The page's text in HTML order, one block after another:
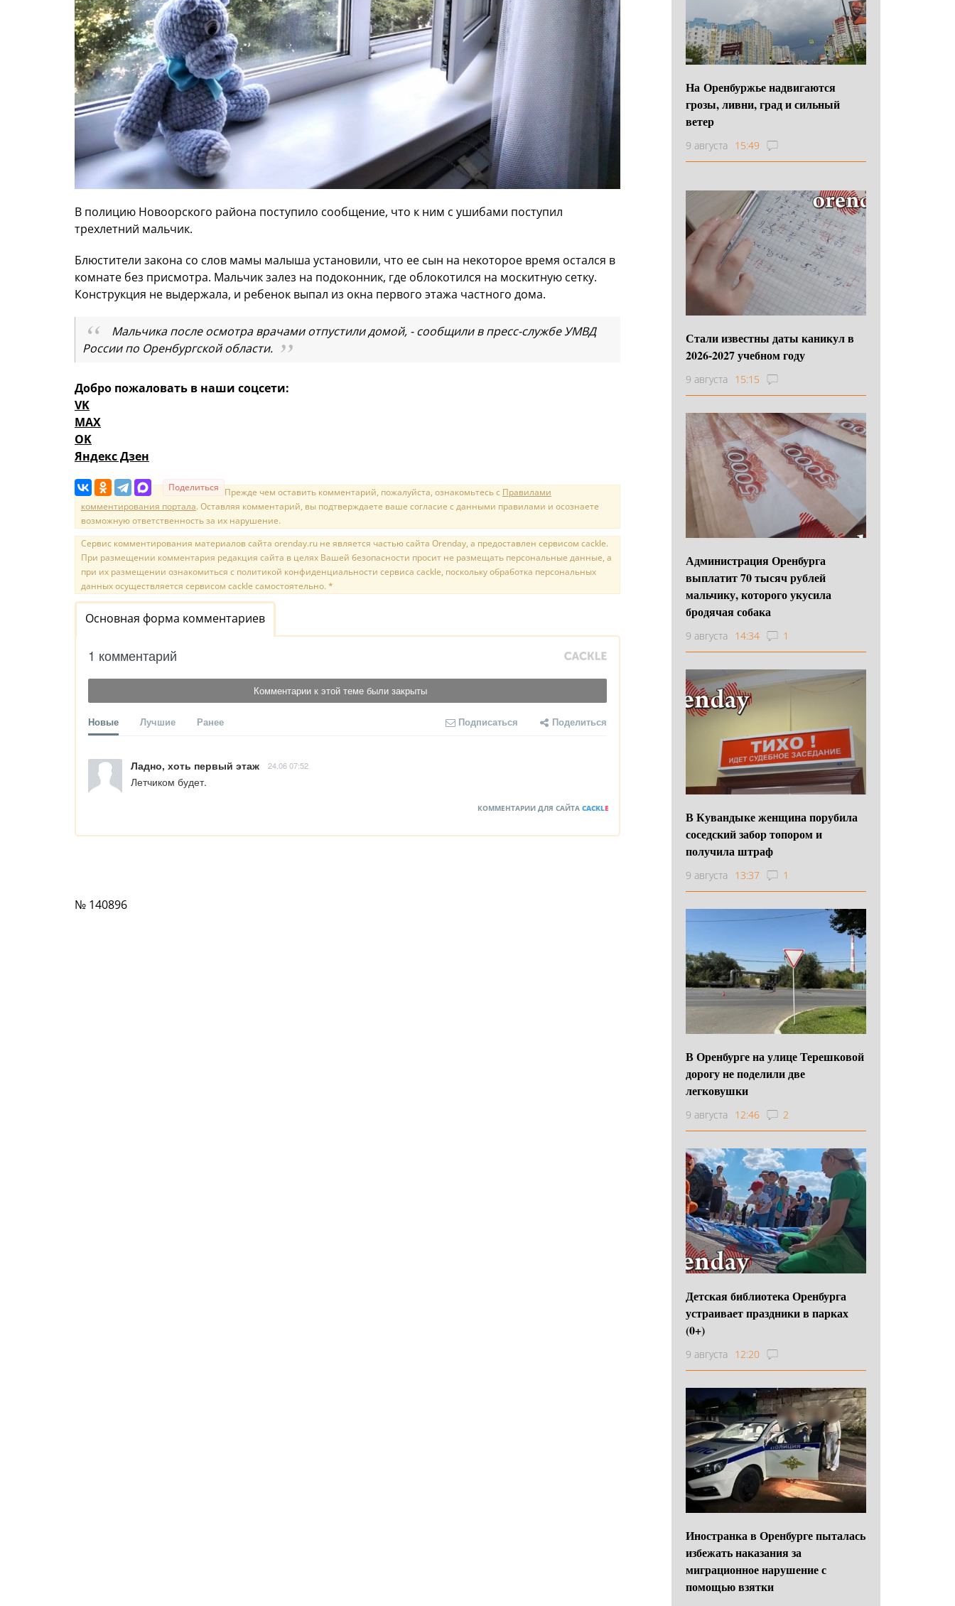
В полицию Новоорского района поступило сообщение, что к ним с ушибами поступил
трехлетний мальчик.
Блюстители закона со слов мамы малыша установили, что ее сын на некоторое время остался в
комнате без присмотра. Мальчик залез на подоконник, где облокотился на москитную сетку.
Конструкция не выдержала, и ребенок выпал из окна первого этажа частного дома.
Мальчика после осмотра врачами отпустили домой, - сообщили в пресс-службе УМВД
России по Оренбургской области.
Добро пожаловать в наши соцсети:
VK
MAX
OK
Яндекс Дзен
Поделиться Прежде чем оставить комментарий, пожалуйста, ознакомьтесь с Правилами
комментирования портала. Оставляя комментарий, вы подтверждаете ваше согласие с данными правилами и осознаете
возможную ответственность за их нарушение.
Сервис комментирования материалов сайта orenday.ru не является частью сайта Orenday, а предоставлен сервисом cackle.
При размещении комментария редакция сайта в целях Вашей безопасности просит не размещать персональные данные, а
при их размещении ознакомиться с политикой конфиденциальности сервиса cackle, поскольку обработка персональных
данных осуществляется сервисом cackle самостоятельно. *
Основная форма комментариев
1 комментарий
Комментарии к этой теме были закрыты
Новые Лучшие Ранее Подписаться Поделиться
Ладно, хоть первый этаж 24.06 07:52
Летчиком будет.
КОММЕНТАРИИ ДЛЯ САЙТА CACKLE
№ 140896
На Оренбуржье надвигаются
грозы, ливни, град и сильный
ветер
9 августа 15:49
Стали известны даты каникул в
2026-2027 учебном году
9 августа 15:15
Администрация Оренбурга
выплатит 70 тысяч рублей
мальчику, которого укусила
бродячая собака
9 августа 14:34 1
В Кувандыке женщина порубила
соседский забор топором и
получила штраф
9 августа 13:37 1
В Оренбурге на улице Терешковой
дорогу не поделили две
легковушки
9 августа 12:46 2
Детская библиотека Оренбурга
устраивает праздники в парках
(0+)
9 августа 12:20
Иностранка в Оренбурге пыталась
избежать наказания за
миграционное нарушение с
помощью взятки